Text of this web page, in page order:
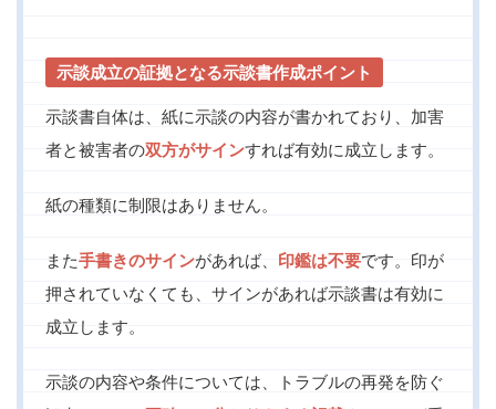
示談成立の証拠となる示談書作成ポイント
示談書自体は、紙に示談の内容が書かれており、加害
者と被害者の双方がサインすれば有効に成立します。
紙の種類に制限はありません。
また手書きのサインがあれば、 印鑑は不要です。印が
押されていなくても、サインがあれば示談書は有効に
成立します。
示談の内容や条件については、トラブルの再発を防ぐ